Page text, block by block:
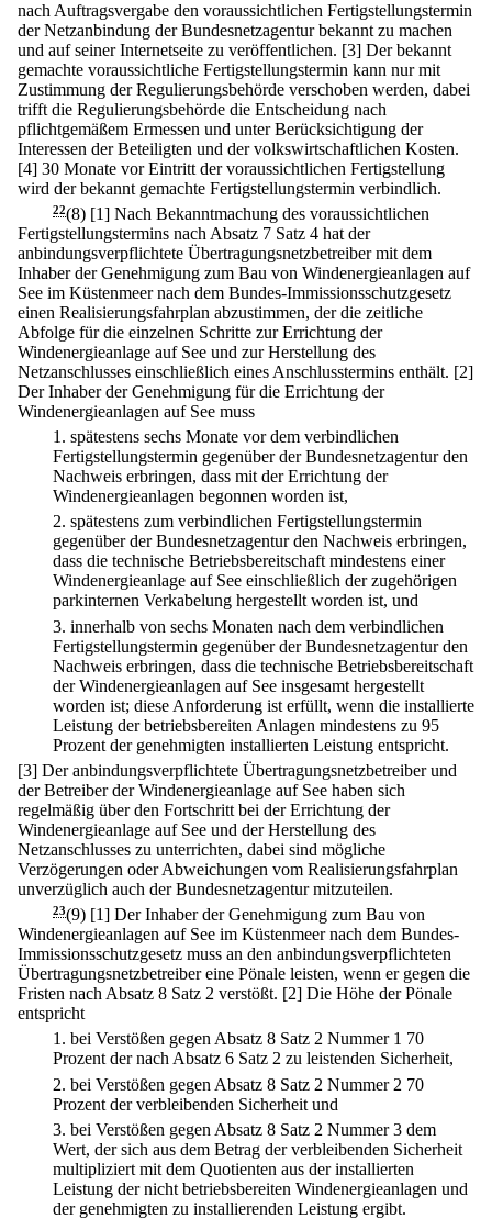
nach Auftragsvergabe den voraussichtlichen Fertigstellungstermin
der Netzanbindung der Bundesnetzagentur bekannt zu machen
und auf seiner Internetseite zu veröffentlichen. [3] Der bekannt
gemachte voraussichtliche Fertigstellungstermin kann nur mit
Zustimmung der Regulierungsbehörde verschoben werden, dabei
trifft die Regulierungsbehörde die Entscheidung nach
pflichtgemäßem Ermessen und unter Berücksichtigung der
Interessen der Beteiligten und der volkswirtschaftlichen Kosten.
[4] 30 Monate vor Eintritt der voraussichtlichen Fertigstellung
wird der bekannt gemachte Fertigstellungstermin verbindlich.
22(8) [1] Nach Bekanntmachung des voraussichtlichen
Fertigstellungstermins nach Absatz 7 Satz 4 hat der
anbindungsverpflichtete Übertragungsnetzbetreiber mit dem
Inhaber der Genehmigung zum Bau von Windenergieanlagen auf
See im Küstenmeer nach dem Bundes-Immissionsschutzgesetz
einen Realisierungsfahrplan abzustimmen, der die zeitliche
Abfolge für die einzelnen Schritte zur Errichtung der
Windenergieanlage auf See und zur Herstellung des
Netzanschlusses einschließlich eines Anschlusstermins enthält. [2]
Der Inhaber der Genehmigung für die Errichtung der
Windenergieanlagen auf See muss
1. spätestens sechs Monate vor dem verbindlichen
Fertigstellungstermin gegenüber der Bundesnetzagentur den
Nachweis erbringen, dass mit der Errichtung der
Windenergieanlagen begonnen worden ist,
2. spätestens zum verbindlichen Fertigstellungstermin
gegenüber der Bundesnetzagentur den Nachweis erbringen,
dass die technische Betriebsbereitschaft mindestens einer
Windenergieanlage auf See einschließlich der zugehörigen
parkinternen Verkabelung hergestellt worden ist, und
3. innerhalb von sechs Monaten nach dem verbindlichen
Fertigstellungstermin gegenüber der Bundesnetzagentur den
Nachweis erbringen, dass die technische Betriebsbereitschaft
der Windenergieanlagen auf See insgesamt hergestellt
worden ist; diese Anforderung ist erfüllt, wenn die installierte
Leistung der betriebsbereiten Anlagen mindestens zu 95
Prozent der genehmigten installierten Leistung entspricht.
[3] Der anbindungsverpflichtete Übertragungsnetzbetreiber und
der Betreiber der Windenergieanlage auf See haben sich
regelmäßig über den Fortschritt bei der Errichtung der
Windenergieanlage auf See und der Herstellung des
Netzanschlusses zu unterrichten, dabei sind mögliche
Verzögerungen oder Abweichungen vom Realisierungsfahrplan
unverzüglich auch der Bundesnetzagentur mitzuteilen.
23(9) [1] Der Inhaber der Genehmigung zum Bau von
Windenergieanlagen auf See im Küstenmeer nach dem Bundes-
Immissionsschutzgesetz muss an den anbindungsverpflichteten
Übertragungsnetzbetreiber eine Pönale leisten, wenn er gegen die
Fristen nach Absatz 8 Satz 2 verstößt. [2] Die Höhe der Pönale
entspricht
1. bei Verstößen gegen Absatz 8 Satz 2 Nummer 1 70
Prozent der nach Absatz 6 Satz 2 zu leistenden Sicherheit,
2. bei Verstößen gegen Absatz 8 Satz 2 Nummer 2 70
Prozent der verbleibenden Sicherheit und
3. bei Verstößen gegen Absatz 8 Satz 2 Nummer 3 dem
Wert, der sich aus dem Betrag der verbleibenden Sicherheit
multipliziert mit dem Quotienten aus der installierten
Leistung der nicht betriebsbereiten Windenergieanlagen und
der genehmigten zu installierenden Leistung ergibt.